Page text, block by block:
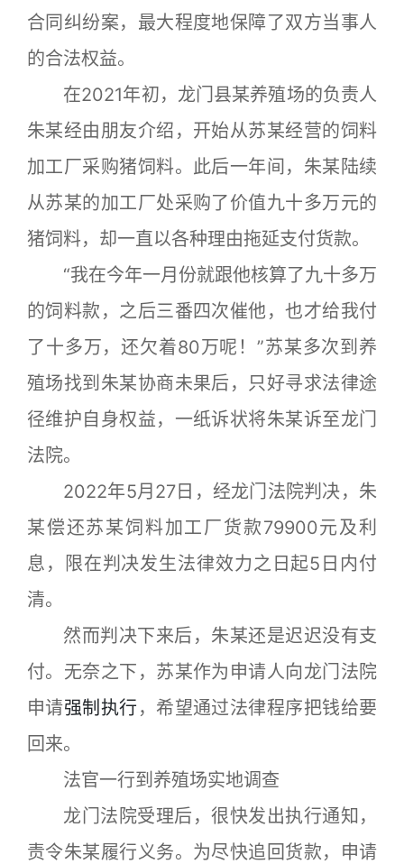
合同纠纷案，最大程度地保障了双方当事人
的合法权益。
在2021年初，龙门县某养殖场的负责人
朱某经由朋友介绍，开始从苏某经营的饲料
加工厂采购猪饲料。此后一年间，朱某陆续
从苏某的加工厂处采购了价值九十多万元的
猪饲料，却一直以各种理由拖延支付货款。
“我在今年一月份就跟他核算了九十多万
的饲料款，之后三番四次催他，也才给我付
了十多万，还欠着80万呢！”苏某多次到养
殖场找到朱某协商未果后，只好寻求法律途
径维护自身权益，一纸诉状将朱某诉至龙门
法院。
2022年5月27日，经龙门法院判决，朱
某偿还苏某饲料加工厂货款79900元及利
息，限在判决发生法律效力之日起5日内付
清。
然而判决下来后，朱某还是迟迟没有支
付。无奈之下，苏某作为申请人向龙门法院
申请强制执行 ，希望通过法律程序把钱给要
回来。
法官一行到养殖场实地调查
龙门法院受理后，很快发出执行通知，
责令朱某履行义务。为尽快追回货款，申请